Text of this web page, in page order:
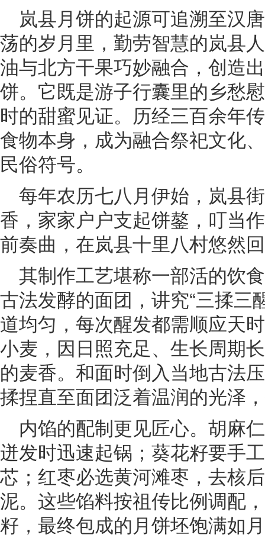
岚县月饼的起源可追溯至汉
荡的岁月里，勤劳智慧的岚县
油与北方干果巧妙融合，创造
饼。它既是游子行囊里的乡愁
时的甜蜜见证。历经三百余年
食物本身，成为融合祭祀文化
民俗符号。
每年农历七八月伊始，岚县
香，家家户户支起饼鏊，叮当
前奏曲，在岚县十里八村悠然
其制作工艺堪称一部活的饮
古法发酵的面团，讲究“三揉
道均匀，每次醒发都需顺应天
小麦，因日照充足、生长周期
的麦香。和面时倒入当地古法
揉捏直至面团泛着温润的光泽
内馅的配制更见匠心。胡麻
迸发时迅速起锅；葵花籽要手
芯；红枣必选黄河滩枣，去核
泥。这些馅料按祖传比例调配
籽，最终包成的月饼坯饱满如